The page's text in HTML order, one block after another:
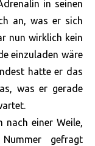
in seinen
an, was er sich
nun wirklich kein
einzuladen wäre
hatte er das
was er gerade
nach einer Weile,
gefragt